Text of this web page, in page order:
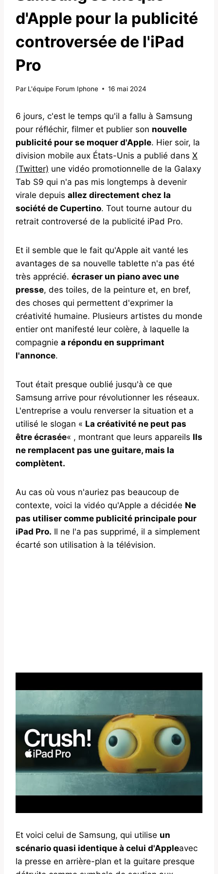
d'Apple pour la publicité
controversée de l'iPad
Pro
Par L'équipe Forum Iphone 16 mai 2024
6 jours, c'est le temps qu'il a fallu à Samsung
pour réfléchir, filmer et publier son nouvelle
publicité pour se moquer d'Apple. Hier soir, la
division mobile aux États-Unis a publié dans X
(Twitter) une vidéo promotionnelle de la Galaxy
Tab S9 qui n'a pas mis longtemps à devenir
virale depuis allez directement chez la
société de Cupertino. Tout tourne autour du
retrait controversé de la publicité iPad Pro.
Et il semble que le fait qu'Apple ait vanté les
avantages de sa nouvelle tablette n'a pas été
très apprécié. écraser un piano avec une
presse, des toiles, de la peinture et, en bref,
des choses qui permettent d'exprimer la
créativité humaine. Plusieurs artistes du monde
entier ont manifesté leur colère, à laquelle la
compagnie a répondu en supprimant
l'annonce.
Tout était presque oublié jusqu'à ce que
Samsung arrive pour révolutionner les réseaux.
L'entreprise a voulu renverser la situation et a
utilisé le slogan « La créativité ne peut pas
être écrasée« , montrant que leurs appareils Ils
ne remplacent pas une guitare, mais la
complètent.
Au cas où vous n'auriez pas beaucoup de
contexte, voici la vidéo qu'Apple a décidée Ne
pas utiliser comme publicité principale pour
iPad Pro. Il ne l'a pas supprimé, il a simplement
écarté son utilisation à la télévision.
Et voici celui de Samsung, qui utilise un
scénario quasi identique à celui d'Appleavec
la presse en arrière-plan et la guitare presque